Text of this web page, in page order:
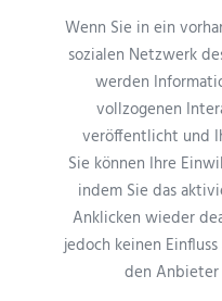
Wenn Sie in ein
sozialen Netzwerk
werden
vollzogenen
veröffentlicht und
Sie können Ihre
indem Sie das
Anklicken wieder
jedoch keinen
den